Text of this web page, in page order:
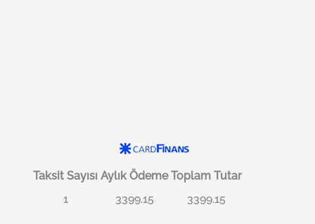
Taksit Sayısı Aylık Ödeme Toplam Tutar
1
3399.15 3399.15